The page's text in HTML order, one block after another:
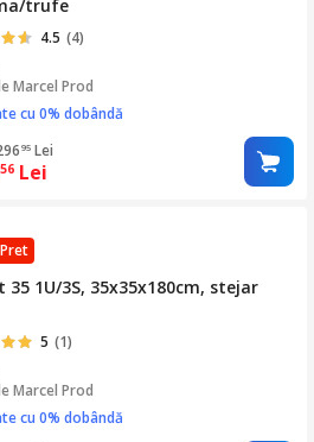
trufe
4.5 (4)
Marcel Prod
cu 0% dobândă
95 Lei
56 Lei
35 1U/3S, 35x35x180cm, stejar
5 (1)
Marcel Prod
cu 0% dobândă